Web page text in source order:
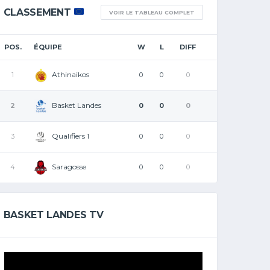
CLASSEMENT VOIR LE TABLEAU COMPLET
POS. ÉQUIPE W L DIFF
1 Athinaikos 0 0 0
2 Basket Landes 0 0 0
3 Qualifiers 1 0 0 0
4 Saragosse 0 0 0
BASKET LANDES TV